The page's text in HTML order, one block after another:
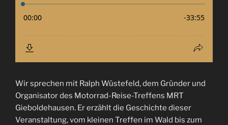
Wir sprechen mit Ralph Wüstefeld, dem Gründer und
Organisator des Motorrad-Reise-Treffens MRT
Gieboldehausen. Er erzählt die Geschichte dieser
Veranstaltung, vom kleinen Treffen im Wald bis zum